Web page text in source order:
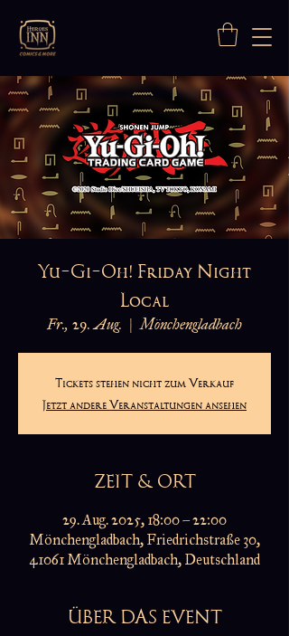
Yu-Gi-Oh! Friday Night
Local
Fr., 29. Aug.
  |
Mönchengladbach
Tickets stehen nicht zum Verkauf
Jetzt andere Veranstaltungen ansehen
ZEIT & ORT
29. Aug. 2025, 18:00 – 22:00
Mönchengladbach, Friedrichstraße 30,
41061 Mönchengladbach, Deutschland
ÜBER DAS EVENT